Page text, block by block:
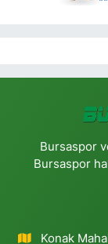
Bursaspor
Bursaspor
Konak